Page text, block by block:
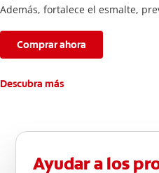
Además, fortalece el esmalte,
Comprar ahora
Descubra más
Ayudar a los